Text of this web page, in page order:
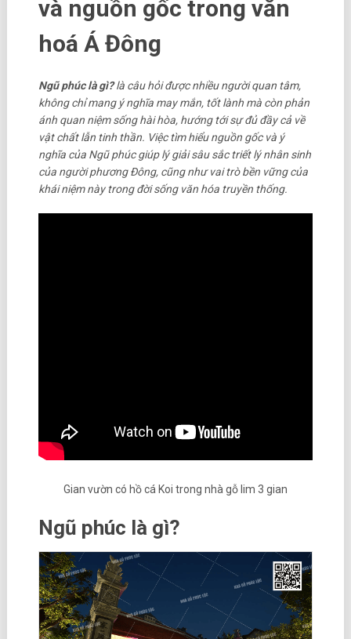
và nguồn gốc trong văn
hoá Á Đông
Ngũ phúc là gì?là câu hỏi được nhiều người quan tâm,
không chỉ mang ý nghĩa may mắn, tốt lành mà còn phản
ánh quan niệm sống hài hòa, hướng tới sự đủ đầy cả về
vật chất lẫn tinh thần. Việc tìm hiểu nguồn gốc và ý
nghĩa của Ngũ phúc giúp lý giải sâu sắc triết lý nhân sinh
của người phương Đông, cũng như vai trò bền vững của
khái niệm này trong đời sống văn hóa truyền thống.
Gian vườn có hồ cá Koi trong nhà gỗ lim 3 gian
Ngũ phúc là gì?